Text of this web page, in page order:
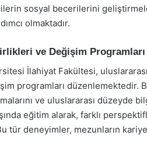
sosyal becerilerini
olmaktadır.
ve Değişim Programları
İlahiyat Fakültesi,
programları düzenlemektedir.
ve uluslararası düzeyde
eğitim alarak, farklı
tür deneyimler, mezunların